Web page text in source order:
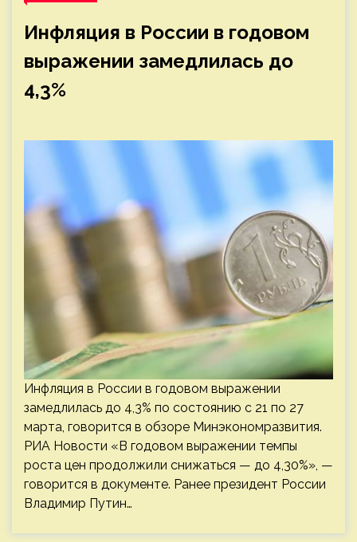
Инфляция в России в годовом
выражении замедлилась до
4,3%
Инфляция в России в годовом выражении
замедлилась до 4,3% по состоянию с 21 по 27
марта, говорится в обзоре Минэкономразвития.
РИА Новости «В годовом выражении темпы
роста цен продолжили снижаться — до 4,30%», —
говорится в документе. Ранее президент России
Владимир Путин…